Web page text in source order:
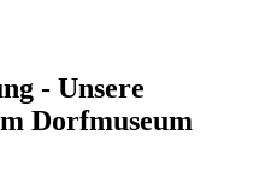
- Unsere
Dorfmuseum